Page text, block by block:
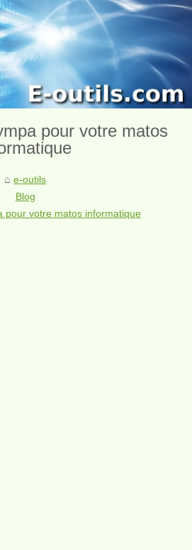
pour votre matos
e-outils
Blog
pour votre matos informatique